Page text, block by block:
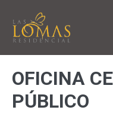
OFICINA
PÚBLICO